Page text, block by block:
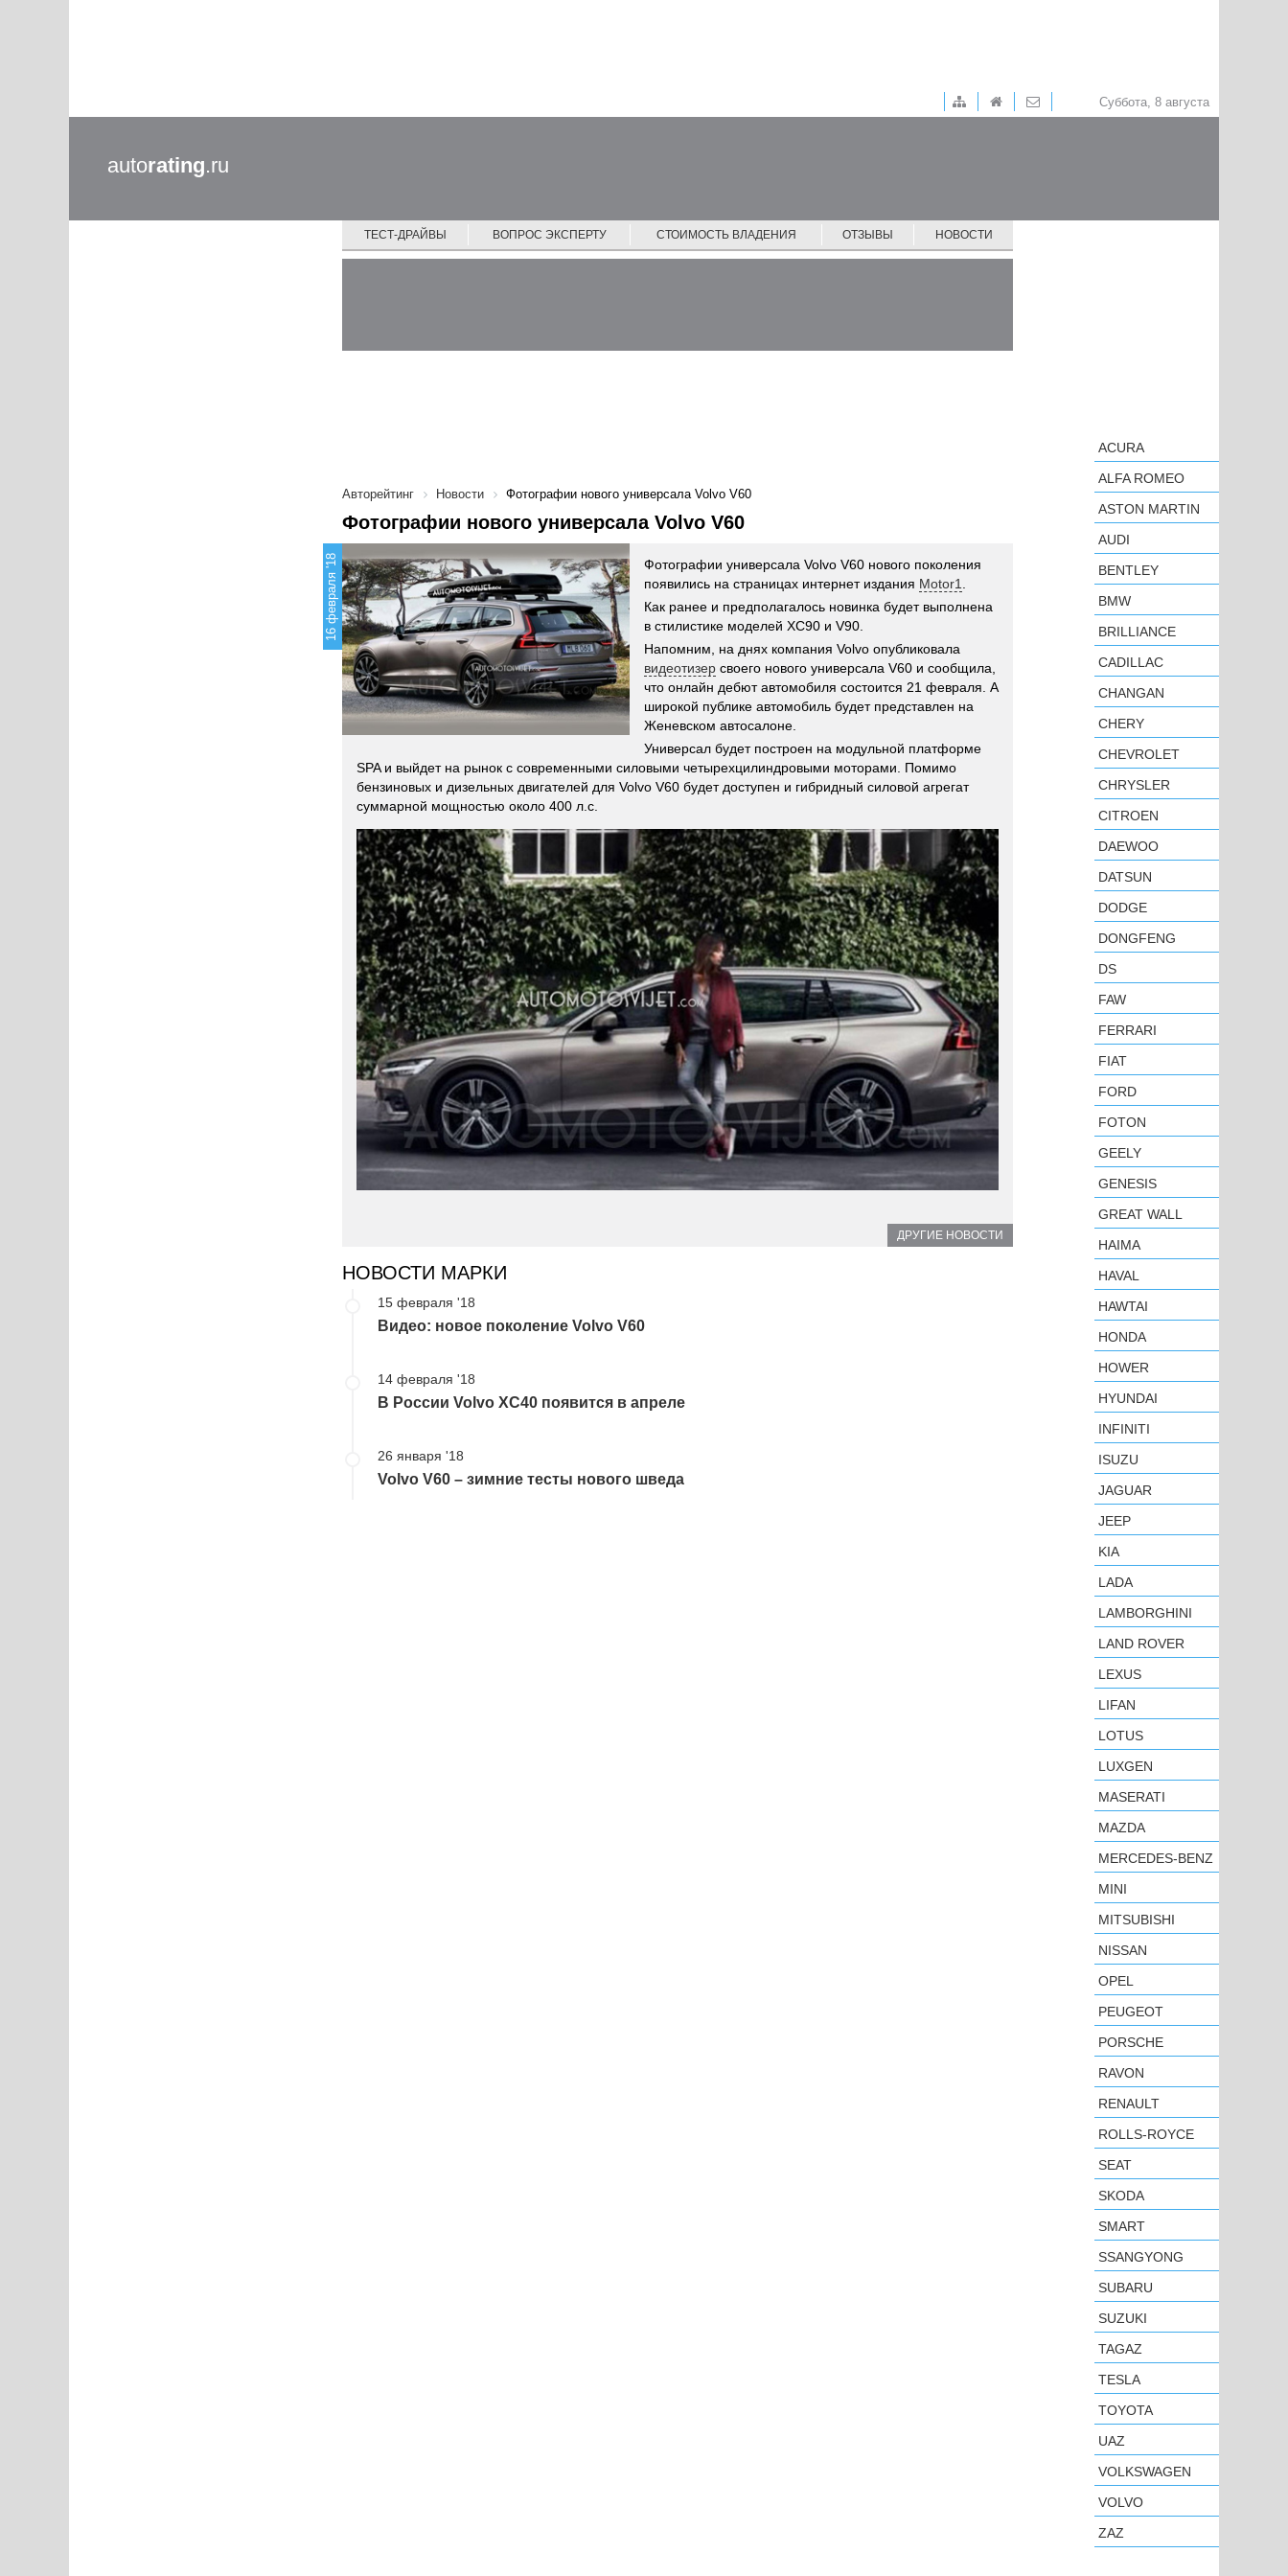
Суббота, 8 августа
autorating.ru
ТЕСТ-ДРАЙВЫ ВОПРОС ЭКСПЕРТУ СТОИМОСТЬ ВЛАДЕНИЯ ОТЗЫВЫ НОВОСТИ
Авторейтинг Новости Фотографии нового универсала Volvo V60
Фотографии нового универсала Volvo V60
16 февраля '18
Фотографии универсала Volvo V60 нового поколения
появились на страницах интернет издания Motor1
Как ранее и предполагалось новинка будет выполнена
в стилистике моделей XC90 и V90.
Напомним, на днях компания Volvo опубликовала
видеотизер своего нового универсала V60 и сообщила,
что онлайн дебют автомобиля состоится 21 февраля. А
широкой публике автомобиль будет представлен на
Женевском автосалоне.
Универсал будет построен на модульной платформе
SPA и выйдет на рынок с современными силовыми четырехцилиндровыми моторами. Помимо
бензиновых и дизельных двигателей для Volvo V60 будет доступен и гибридный силовой агрегат
суммарной мощностью около 400 л.с.
ДРУГИЕ НОВОСТИ
НОВОСТИ МАРКИ
15 февраля '18
Видео: новое поколение Volvo V60
14 февраля '18
В России Volvo XC40 появится в апреле
26 января '18
Volvo V60 – зимние тесты нового шведа
ACURA
ALFA ROMEO
ASTON MARTIN
AUDI
BENTLEY
BMW
BRILLIANCE
CADILLAC
CHANGAN
CHERY
CHEVROLET
CHRYSLER
CITROEN
DAEWOO
DATSUN
DODGE
DONGFENG
DS
FAW
FERRARI
FIAT
FORD
FOTON
GEELY
GENESIS
GREAT WALL
HAIMA
HAVAL
HAWTAI
HONDA
HOWER
HYUNDAI
INFINITI
ISUZU
JAGUAR
JEEP
KIA
LADA
LAMBORGHINI
LAND ROVER
LEXUS
LIFAN
LOTUS
LUXGEN
MASERATI
MAZDA
MERCEDES-BENZ
MINI
MITSUBISHI
NISSAN
OPEL
PEUGEOT
PORSCHE
RAVON
RENAULT
ROLLS-ROYCE
SEAT
SKODA
SMART
SSANGYONG
SUBARU
SUZUKI
TAGAZ
TESLA
TOYOTA
UAZ
VOLKSWAGEN
VOLVO
ZAZ